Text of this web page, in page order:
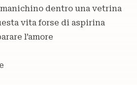
dentro una vetrina
vita forse di aspirina
l’amore